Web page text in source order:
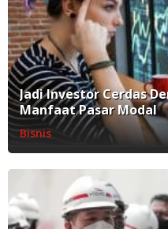
Jadi Investor Cerdas
Manfaat Pasar Modal
Bisnis